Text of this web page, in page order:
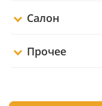
Салон
Прочее